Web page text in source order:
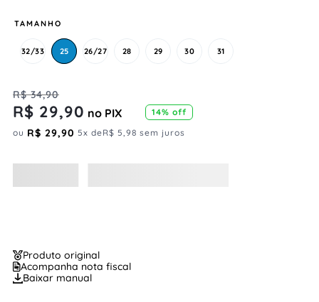
TAMANHO
32/33 25 26/27 28 29 30 31
R$ 34,90
R$ 29,90 no PIX 14% off
ou R$ 29,90 5x deR$ 5,98 sem juros
Produto original
Acompanha nota fiscal
Baixar manual